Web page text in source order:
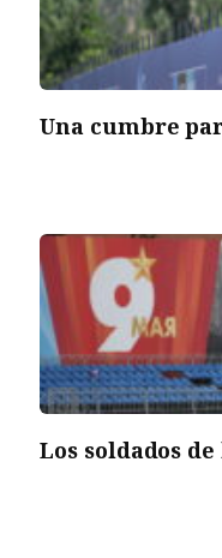
Una cumbre
Los soldados